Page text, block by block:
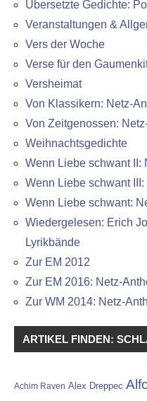
Übersetzte Gedichte:
Veranstaltungen &
Vers der Woche
Verse für den
Versheimat
Von Klassikern: Netz-
Von Zeitgenossen:
Weihnachtsgedichte
Wenn Liebe schwant II:
Wenn Liebe schwant
Wenn Liebe schwant:
Wiedergelesen: Erich
Lyrikbände
Zur EM 2012
Zur EM 2016: Netz-
Zur WM 2014: Netz-
ARTIKEL FINDEN:
Achim Raven Alex Dreppec